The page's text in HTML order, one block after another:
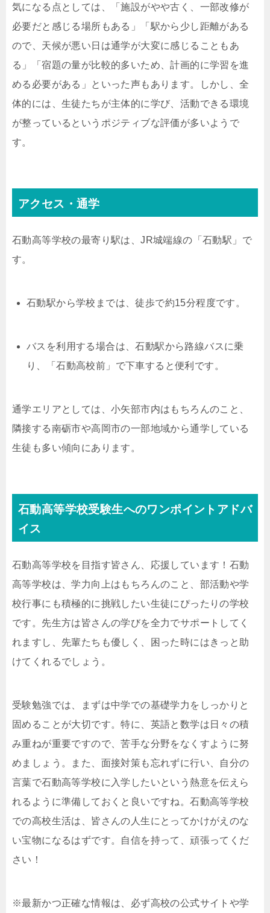
気になる点としては、「施設がやや古く、一部改修が
必要だと感じる場所もある」「駅から少し距離がある
ので、天候が悪い日は通学が大変に感じることもあ
る」「宿題の量が比較的多いため、計画的に学習を進
める必要がある」といった声もあります。しかし、全
体的には、生徒たちが主体的に学び、活動できる環境
が整っているというポジティブな評価が多いようで
す。
アクセス・通学
石動高等学校の最寄り駅は、JR城端線の「石動駅」で
す。
石動駅から学校までは、徒歩で約15分程度です。
バスを利用する場合は、石動駅から路線バスに乗
り、「石動高校前」で下車すると便利です。
通学エリアとしては、小矢部市内はもちろんのこと、
隣接する南砺市や高岡市の一部地域から通学している
生徒も多い傾向にあります。
石動高等学校受験生へのワンポイントアドバ
イス
石動高等学校を目指す皆さん、応援しています！石動
高等学校は、学力向上はもちろんのこと、部活動や学
校行事にも積極的に挑戦したい生徒にぴったりの学校
です。先生方は皆さんの学びを全力でサポートしてく
れますし、先輩たちも優しく、困った時にはきっと助
けてくれるでしょう。
受験勉強では、まずは中学での基礎学力をしっかりと
固めることが大切です。特に、英語と数学は日々の積
み重ねが重要ですので、苦手な分野をなくすように努
めましょう。また、面接対策も忘れずに行い、自分の
言葉で石動高等学校に入学したいという熱意を伝えら
れるように準備しておくと良いですね。石動高等学校
での高校生活は、皆さんの人生にとってかけがえのな
い宝物になるはずです。自信を持って、頑張ってくだ
さい！
※最新かつ正確な情報は、必ず高校の公式サイトや学